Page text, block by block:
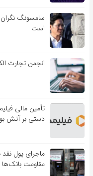
سامسونگ
است
انجمن تجارت
تأمین مالی
دستی بر آتش
ماجرای پول
مقاومت بانک‌ها